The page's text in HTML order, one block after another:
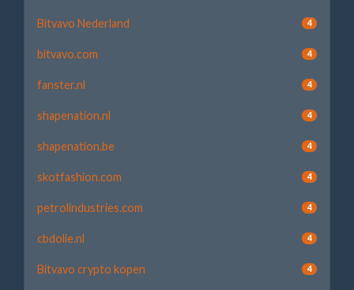
Bitvavo Nederland 4
bitvavo.com 4
fanster.nl 4
shapenation.nl 4
shapenation.be 4
skotfashion.com 4
petrolindustries.com 4
cbdolie.nl 4
Bitvavo crypto kopen 4